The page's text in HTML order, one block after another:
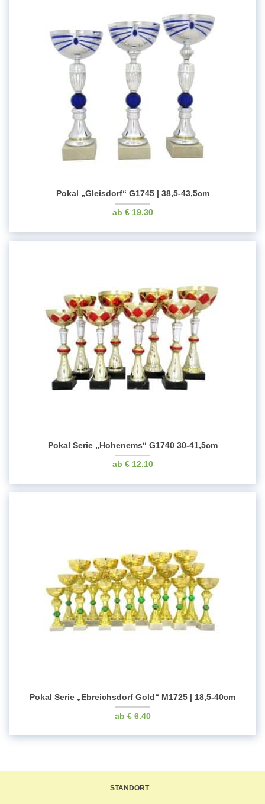
Pokal „Gleisdorf“ G1745 | 38,5-43,5cm
€19.30
Pokal Serie „Hohenems“ G1740 30-41,5cm
€12.10
Pokal Serie „Ebreichsdorf Gold“ M1725 | 18,5-40cm
€6.40
STANDORT